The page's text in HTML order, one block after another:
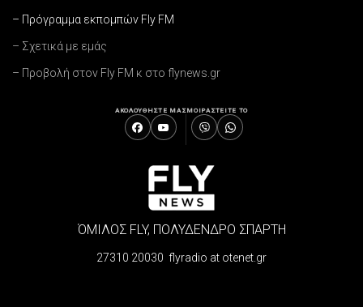
– Πρόγραμμα εκπομπών Fly FM
– Σχετικά με εμάς
– Προβολή στον Fly FM κ στο flynews.gr
ΑΚΟΛΟΥΘΗΣΤΕ ΜΑΣΜΟΙΡΑΣΤΕΙΤΕ ΤΟ
ΌΜΙΛΟΣ FLY, ΠΟΛΥΔΕΝΔΡΟ ΣΠΑΡΤΗ
27310 20030 flyradio at otenet.gr